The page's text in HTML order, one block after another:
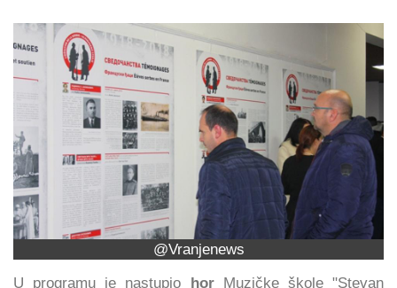
@Vranjenews
U programu je nastupio horMuzičke škole "Stevan